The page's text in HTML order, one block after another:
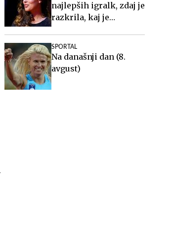
najlepših igralk, zdaj je
razkrila, kaj je
SPORTAL
Na današnji dan (8.
avgust)